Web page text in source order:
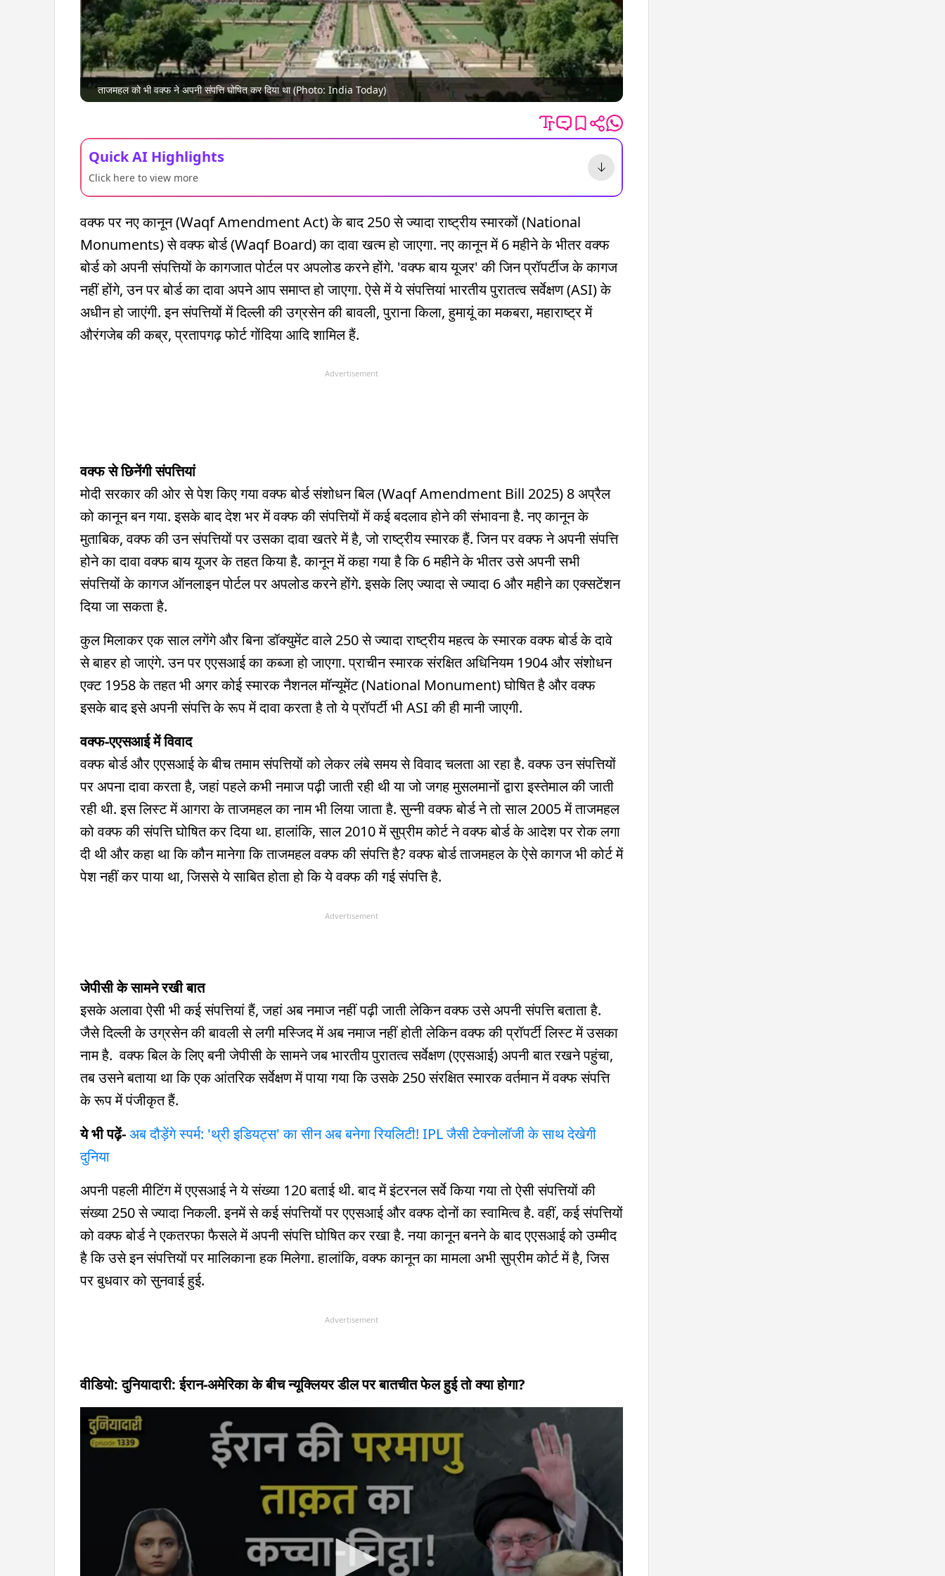
ताजमहल को भी वक्फ ने अपनी संपत्ति घोषित कर दिया था (Photo: India Today)
Quick AI Highlights
Click here to view more
वक्फ पर नए कानून (Waqf Amendment Act) के बाद 250 से ज्यादा राष्ट्रीय स्मारकों (National
Monuments) से वक्फ बोर्ड (Waqf Board) का दावा खत्म हो जाएगा. नए कानून में 6 महीने के भीतर वक्फ
बोर्ड को अपनी संपत्तियों के कागजात पोर्टल पर अपलोड करने होंगे. 'वक्फ बाय यूजर' की जिन प्रॉपर्टीज के कागज
नहीं होंगे, उन पर बोर्ड का दावा अपने आप समाप्त हो जाएगा. ऐसे में ये संपत्तियां भारतीय पुरातत्व सर्वेक्षण (ASI) के
अधीन हो जाएंगी. इन संपत्तियों में दिल्ली की उग्रसेन की बावली, पुराना किला, हुमायूं का मकबरा, महाराष्ट्र में
औरंगजेब की कब्र, प्रतापगढ़ फोर्ट गोंदिया आदि शामिल हैं.
Advertisement
वक्फ से छिनेंगी संपत्तियां
मोदी सरकार की ओर से पेश किए गया वक्फ बोर्ड संशोधन बिल (Waqf Amendment Bill 2025) 8 अप्रैल
को कानून बन गया. इसके बाद देश भर में वक्फ की संपत्तियों में कई बदलाव होने की संभावना है. नए कानून के
मुताबिक, वक्फ की उन संपत्तियों पर उसका दावा खतरे में है, जो राष्ट्रीय स्मारक हैं. जिन पर वक्फ ने अपनी संपत्ति
होने का दावा वक्फ बाय यूजर के तहत किया है. कानून में कहा गया है कि 6 महीने के भीतर उसे अपनी सभी
संपत्तियों के कागज ऑनलाइन पोर्टल पर अपलोड करने होंगे. इसके लिए ज्यादा से ज्यादा 6 और महीने का एक्सटेंशन
दिया जा सकता है.
कुल मिलाकर एक साल लगेंगे और बिना डॉक्युमेंट वाले 250 से ज्यादा राष्ट्रीय महत्व के स्मारक वक्फ बोर्ड के दावे
से बाहर हो जाएंगे. उन पर एएसआई का कब्जा हो जाएगा. प्राचीन स्मारक संरक्षित अधिनियम 1904 और संशोधन
एक्ट 1958 के तहत भी अगर कोई स्मारक नैशनल मॉन्यूमेंट (National Monument) घोषित है और वक्फ
इसके बाद इसे अपनी संपत्ति के रूप में दावा करता है तो ये प्रॉपर्टी भी ASI की ही मानी जाएगी.
वक्फ-एएसआई में विवाद
वक्फ बोर्ड और एएसआई के बीच तमाम संपत्तियों को लेकर लंबे समय से विवाद चलता आ रहा है. वक्फ उन संपत्तियों
पर अपना दावा करता है, जहां पहले कभी नमाज पढ़ी जाती रही थी या जो जगह मुसलमानों द्वारा इस्तेमाल की जाती
रही थी. इस लिस्ट में आगरा के ताजमहल का नाम भी लिया जाता है. सुन्नी वक्फ बोर्ड ने तो साल 2005 में ताजमहल
को वक्फ की संपत्ति घोषित कर दिया था. हालांकि, साल 2010 में सुप्रीम कोर्ट ने वक्फ बोर्ड के आदेश पर रोक लगा
दी थी और कहा था कि कौन मानेगा कि ताजमहल वक्फ की संपत्ति है? वक्फ बोर्ड ताजमहल के ऐसे कागज भी कोर्ट में
पेश नहीं कर पाया था, जिससे ये साबित होता हो कि ये वक्फ की गई संपत्ति है.
Advertisement
जेपीसी के सामने रखी बात
इसके अलावा ऐसी भी कई संपत्तियां हैं, जहां अब नमाज नहीं पढ़ी जाती लेकिन वक्फ उसे अपनी संपत्ति बताता है.
जैसे दिल्ली के उग्रसेन की बावली से लगी मस्जिद में अब नमाज नहीं होती लेकिन वक्फ की प्रॉपर्टी लिस्ट में उसका
नाम है. वक्फ बिल के लिए बनी जेपीसी के सामने जब भारतीय पुरातत्व सर्वेक्षण (एएसआई) अपनी बात रखने पहुंचा,
तब उसने बताया था कि एक आंतरिक सर्वेक्षण में पाया गया कि उसके 250 संरक्षित स्मारक वर्तमान में वक्फ संपत्ति
के रूप में पंजीकृत हैं.
ये भी पढ़ें-अब दौड़ेंगे स्पर्म: 'थ्री इडियट्स' का सीन अब बनेगा रियलिटी! IPL जैसी टेक्नोलॉजी के साथ देखेगी
दुनिया
अपनी पहली मीटिंग में एएसआई ने ये संख्या 120 बताई थी. बाद में इंटरनल सर्वे किया गया तो ऐसी संपत्तियों की
संख्या 250 से ज्यादा निकली. इनमें से कई संपत्तियों पर एएसआई और वक्फ दोनों का स्वामित्व है. वहीं, कई संपत्तियों
को वक्फ बोर्ड ने एकतरफा फैसले में अपनी संपत्ति घोषित कर रखा है. नया कानून बनने के बाद एएसआई को उम्मीद
है कि उसे इन संपत्तियों पर मालिकाना हक मिलेगा. हालांकि, वक्फ कानून का मामला अभी सुप्रीम कोर्ट में है, जिस
पर बुधवार को सुनवाई हुई.
Advertisement
वीडियो: दुनियादारी: ईरान-अमेरिका के बीच न्यूक्लियर डील पर बातचीत फेल हुई तो क्या होगा?